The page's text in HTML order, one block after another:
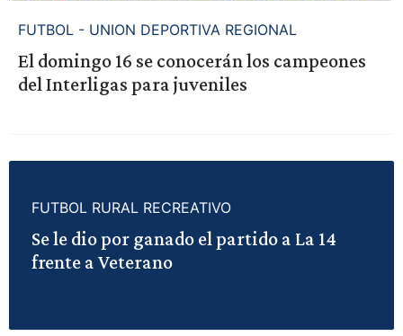
FUTBOL - UNION DEPORTIVA REGIONAL
El domingo 16 se conocerán los campeones
del Interligas para juveniles
FUTBOL RURAL RECREATIVO
Se le dio por ganado el partido a La 14
frente a Veterano